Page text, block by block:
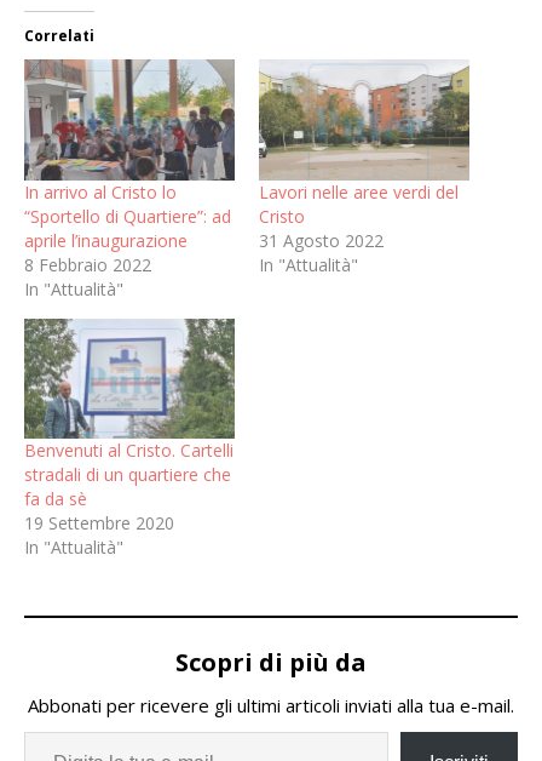
Correlati
In arrivo al Cristo lo
“Sportello di Quartiere”: ad
aprile l’inaugurazione
8 Febbraio 2022
In "Attualità"
Lavori nelle aree verdi del
Cristo
31 Agosto 2022
In "Attualità"
Benvenuti al Cristo. Cartelli
stradali di un quartiere che
fa da sè
19 Settembre 2020
In "Attualità"
Scopri di più da
Abbonati per ricevere gli ultimi articoli inviati alla tua e-mail.